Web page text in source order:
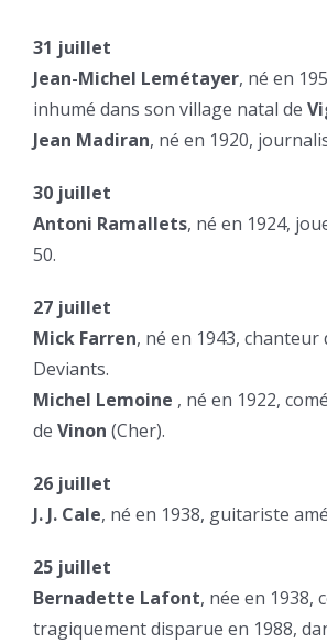
31 juillet
Jean-Michel Lemétayer, né en
inhumé dans son village natal de
Jean Madiran, né en 1920,
30 juillet
Antoni Ramallets, né en 1924,
50.
27 juillet
Mick Farren, né en 1943,
Deviants.
Michel Lemoine , né en 1922,
de Vinon (Cher).
26 juillet
J. J. Cale, né en 1938, guitariste
25 juillet
Bernadette Lafont, née en 1938,
tragiquement disparue en 1988,